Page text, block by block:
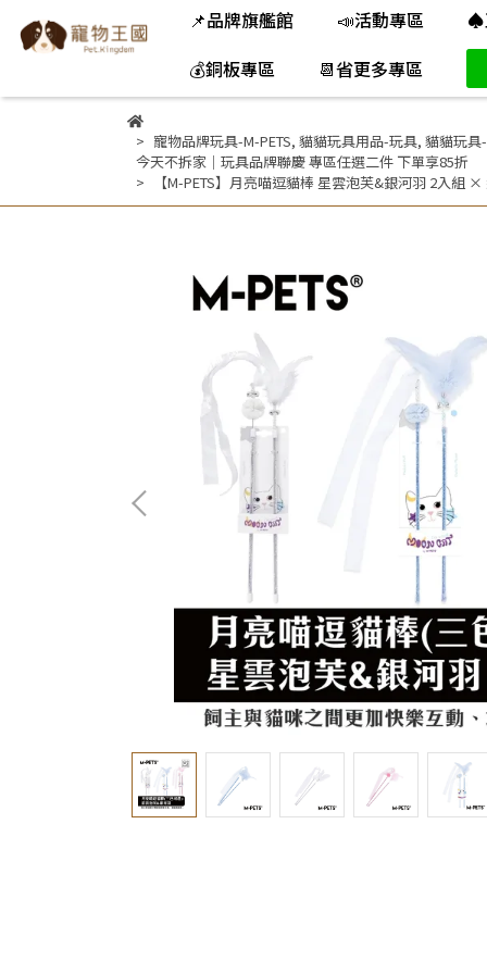
📌品牌旗艦館 📣活動專區
♠
💰銅板專區
📆省更多專區
寵物品牌玩具-M-PETS, 貓貓玩具用品-玩具, 貓貓玩具
今天不拆家｜玩具品牌聯慶 專區任選二件 下單享85折
【M-PETS】月亮喵逗貓棒 星雲泡芙&銀河羽 2入